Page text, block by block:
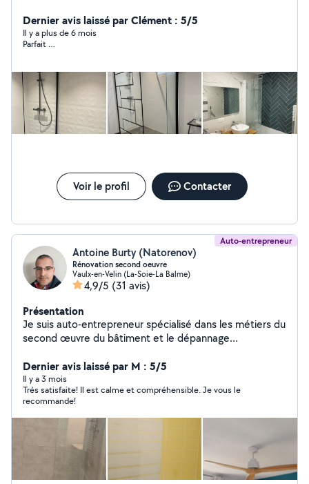
Professionnel, méticuleux, possédant le sens du détail,
j'ai le goût du travail bien réalisé. Attention : si vous
souhaitez me faire une demande privée, veillez à bien
« Chauffage », car si vous sélectionnez une autre
catégorie, l'application ne me laissera pas répondre à
votre demande privée.
Dernier avis laissé par Clément : 5/5
Il y a plus de 6 mois
Parfait …
Voir le profil Contacter
Auto-entrepreneur
Antoine Burty (Natorenov)
Rénovation second oeuvre
Vaulx-en-Velin (La-Soie-La Balme)
4,9/5 (31 avis)
Présentation
Je suis auto-entrepreneur spécialisé dans les métiers du
second œuvre du bâtiment et le dépannage
rénovation salle de bains et cuisines). J'aime le contact
humain, aider et conseiller au mieux, tout en prenant en
compte les envies et le budget de chacun. Je mets
mon savoir-faire à votre service pour réaliser vos projets
de rénovation et d'aménagement intérieur. Je me ferai
un plaisir de vous accompagner dans vos projets dans le
neuf ou l'ancien. Je me déplace dans la région Rhône
Alpes et en Suisse (canton Vaud ,Genève). Mes services
incluent : -Pose alarmes et climatisations -Plomberie
Dernier avis laissé par M : 5/5
Il y a 3 mois
Trés satisfaite! Il est calme et compréhensible. Je vous le
recommande!